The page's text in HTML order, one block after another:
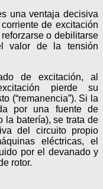
una ventaja decisiva
de excitación
o debilitarse
valor de la tensión
de excitación, al
pierde su
(“remanencia”). Si la
por una fuente de
la batería), se trata de
del circuito propio
eléctricas, el
por el devanado y
rotor.